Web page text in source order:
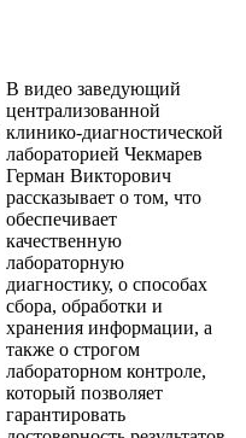
В видео заведующий
централизованной
клинико-диагностической
лабораторией Чекмарев
Герман Викторович
рассказывает о том, что
обеспечивает
качественную
лабораторную
диагностику, о способах
сбора, обработки и
хранения информации, а
также о строгом
лабораторном контроле,
который позволяет
гарантировать